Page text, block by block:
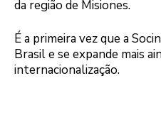
da região de Misiones.
É a primeira vez que a
Brasil e se expande mais
internacionalização.